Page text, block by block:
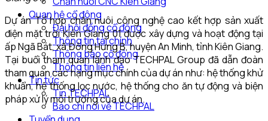
Quan hệ cổ đông
Đại hội đồng cổ đông
Thông tin tài chính
Thông báo cổ đông
Thông tin liên hệ
Tin tức
Tin TECHPAL
Báo chí nói về TECHPAL
Dự án Tổ hợp chăn nuôi công nghệ cao kết hợp sản xuất
điện mặt trời Kiên Giang 01 được xây dựng và hoạt động tại
ấp Ngã Bát, xã Đông Hưng B, huyện An Minh, tỉnh Kiên Giang.
Tại buổi tham quan lãnh đạo TECHPAL Group đã dẫn đoàn
tham quan các hạng mục chính của dự án như: hệ thống khử
khuẩn, hệ thống lọc nước, hệ thống cho ăn tự động và biện
pháp xử lý môi trường của dư án.